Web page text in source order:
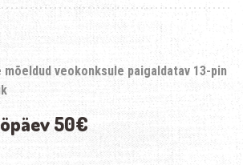
veokonksule paigaldatav 13-pin
50€